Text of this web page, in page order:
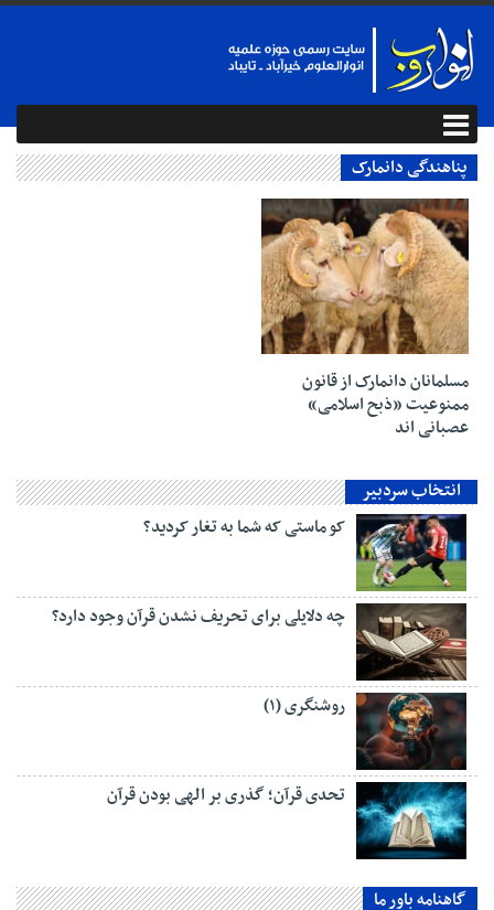
پناهندگی دانمارک
۳۰ بهمن ۱۳۹۲
مسلمانان دانمارک از قانون
ممنوعیت «ذبح اسلامی»
عصبانی اند
انتخاب سردبیر
کو ماستی که شما به تغار کردید؟
چه دلایلی برای تحریف نشدن قرآن وجود دارد؟
روشنگری (۱)
تحدی قرآن؛ گذری بر الهی بودن قرآن
گاهنامه باور ما